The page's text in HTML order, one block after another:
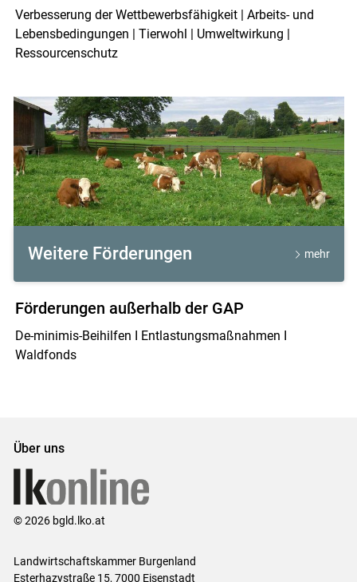
Verbesserung der Wettbewerbsfähigkeit | Arbeits- und
Lebensbedingungen | Tierwohl | Umweltwirkung |
Ressourcenschutz
Weitere Förderungen mehr
Förderungen außerhalb der GAP
De-minimis-Beihilfen I Entlastungsmaßnahmen I
Waldfonds
Über uns
© 2026 bgld.lko.at
Landwirtschaftskammer Burgenland
Esterhazystraße 15, 7000 Eisenstadt